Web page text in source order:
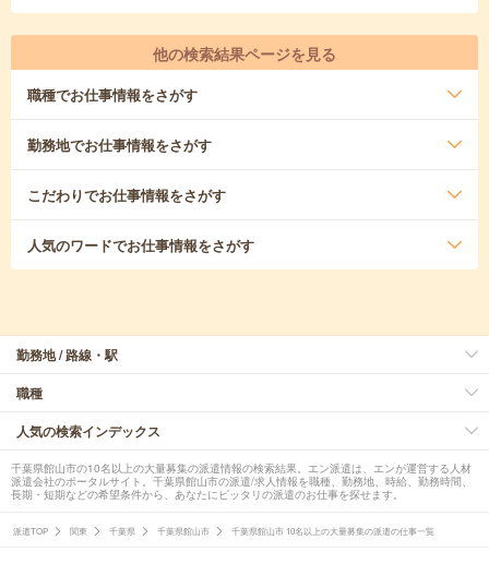
他の検索結果ページを見る
職種でお仕事情報をさがす
勤務地でお仕事情報をさがす
こだわりでお仕事情報をさがす
人気のワードでお仕事情報をさがす
勤務地 / 路線・駅
職種
人気の検索インデックス
千葉県館山市の10名以上の大量募集の派遣情報の検索結果。エン派遣は、エンが運営する人材
派遣会社のポータルサイト。千葉県館山市の派遣/求人情報を職種、勤務地、時給、勤務時間、
長期・短期などの希望条件から、あなたにピッタリの派遣のお仕事を探せます。
派遣TOP 関東 千葉県 千葉県館山市 千葉県館山市 10名以上の大量募集の派遣の仕事一覧